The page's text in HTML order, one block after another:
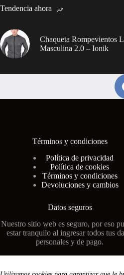
Tendencia ahora
Chaqueta Rompevientos
Masculina 2.0 – Ionik
Términos y condiciones
Política de privacidad
Política de cookies
Términos y condiciones
Devoluciones y cambios
Datos seguros
Nuestro sitio web es seguro, por eso
estar tranquilo al ingresar todos tus
personales y de pago.